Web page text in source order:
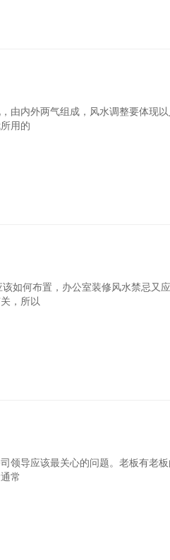
，由内外两气组成，风水调整要体现以
用的
如何布置，办公室装修风水禁忌又
，所以
导应该最关心的问题。老板有老板
通常